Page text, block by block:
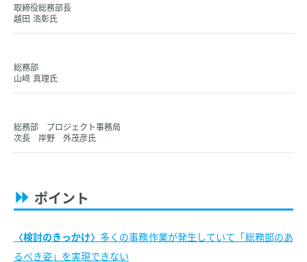
取締役総務部長
越田 浩彰氏
総務部
山﨑 真理氏
総務部 プロジェクト事務局
次長 岸野 外茂彦氏
ポイント
検討のきっかけ
多くの事務作業が発生していて「総務部のあ
るべき姿」を実現できない